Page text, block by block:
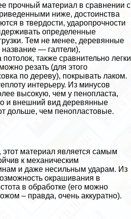
прочный материал в сравнении с
ниже, достоинства
в твердости, ударопрочности
определенные
Тем не менее, деревянные
название — галтели),
также сравнительно легки
резать (для этого
по дереву), покрывать лаком.
интерьеру. Из минусов
высокую, чем у пенопласта,
и внешний вид деревянные
дольше, чем пенопластовые.
материал является самым
к механическим
и даже несильным ударам. Из
окрашивания в
в обработке (его можно
– правда, очень аккуратно).